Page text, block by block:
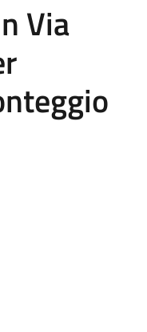
Via